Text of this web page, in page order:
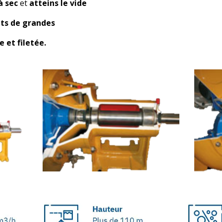
secet atteins le vide
de grandes
et filetée.